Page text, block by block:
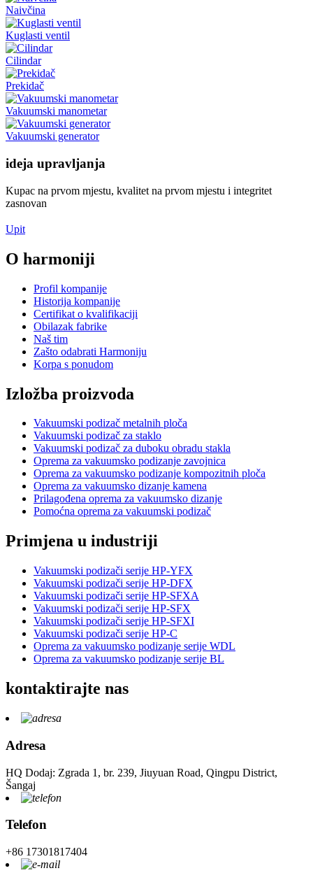
Naivčina
Kuglasti ventil
Cilindar
Prekidač
Vakuumski manometar
Vakuumski generator
ideja upravljanja
Kupac na prvom mjestu, kvalitet na prvom mjestu i integritet
zasnovan
Upit
O harmoniji
Profil kompanije
Historija kompanije
Certifikat o kvalifikaciji
Obilazak fabrike
Naš tim
Zašto odabrati Harmoniju
Korpa s ponudom
Izložba proizvoda
Vakuumski podizač metalnih ploča
Vakuumski podizač za staklo
Vakuumski podizač za duboku obradu stakla
Oprema za vakuumsko podizanje zavojnica
Oprema za vakuumsko podizanje kompozitnih ploča
Oprema za vakuumsko dizanje kamena
Prilagođena oprema za vakuumsko dizanje
Pomoćna oprema za vakuumski podizač
Primjena u industriji
Vakuumski podizači serije HP-YFX
Vakuumski podizači serije HP-DFX
Vakuumski podizači serije HP-SFXA
Vakuumski podizači serije HP-SFX
Vakuumski podizači serije HP-SFXI
Vakuumski podizači serije HP-C
Oprema za vakuumsko podizanje serije WDL
Oprema za vakuumsko podizanje serije BL
kontaktirajte nas
Adresa
HQ Dodaj: Zgrada 1, br. 239, Jiuyuan Road, Qingpu District,
Šangaj
Telefon
+86 17301817404